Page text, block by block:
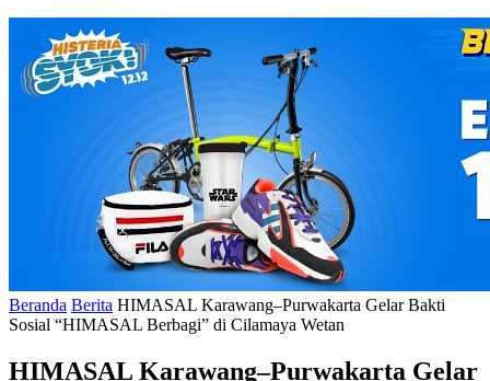
Beranda Berita HIMASAL Karawang–Purwakarta Gelar Bakti
Sosial “HIMASAL Berbagi” di Cilamaya Wetan
HIMASAL Karawang–Purwakarta Gelar